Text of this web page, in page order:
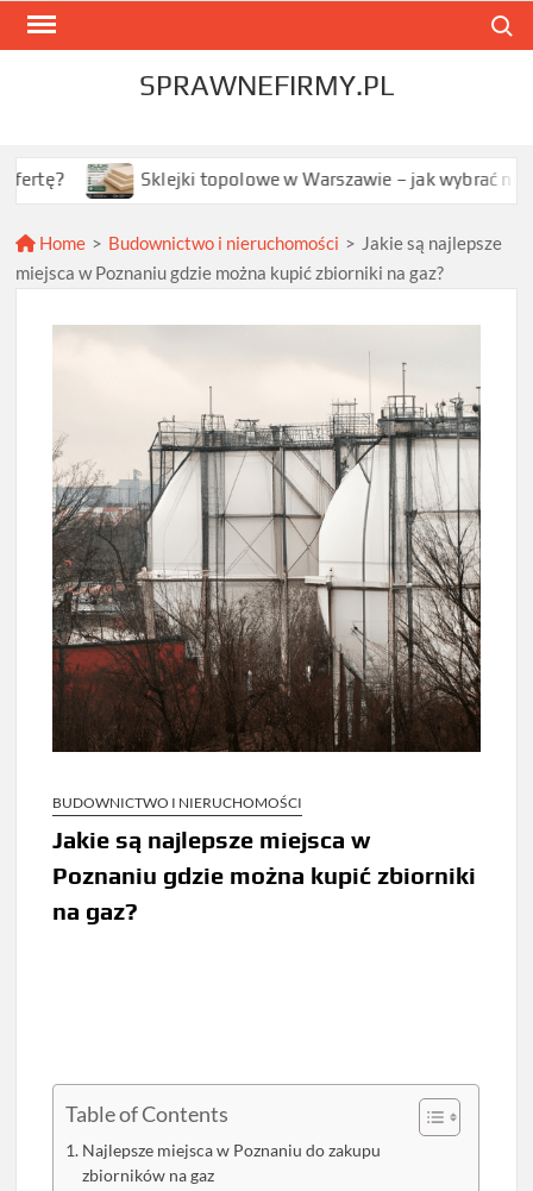
Skip
SPRAWNEFIRMY.PL
Sklejki topolowe w Warszawie – jak wybrać najlepszą opcję
Home > Budownictwo i nieruchomości > Jakie są najlepsze
miejsca w Poznaniu gdzie można kupić zbiorniki na gaz?
BUDOWNICTWO I NIERUCHOMOŚCI
Jakie są najlepsze miejsca w
Poznaniu gdzie można kupić zbiorniki
na gaz?
Table of Contents
Najlepsze miejsca w Poznaniu do zakupu
zbiorników na gaz